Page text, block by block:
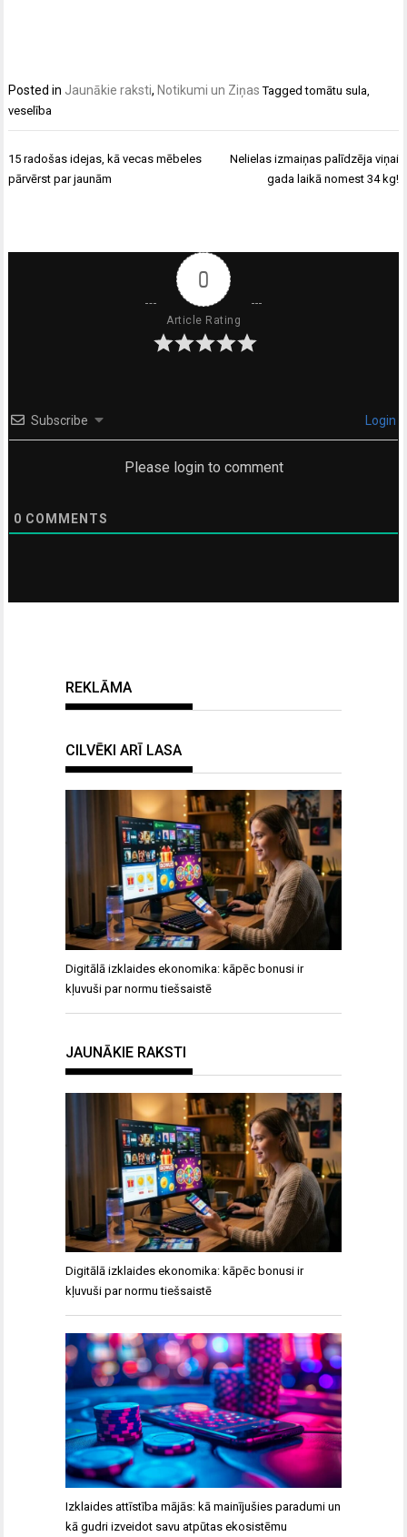
Posted in Jaunākie raksti, Notikumi un Ziņas Taggedtomātu sula,
veselība
Ziņu
izvēlne
15 radošas idejas, kā vecas mēbeles
pārvērst par jaunām
Nelielas izmaiņas palīdzēja viņai
gada laikā nomest 34 kg!
0
Article Rating
Subscribe Login
Please login to comment
0 COMMENTS
REKLĀMA
CILVĒKI ARĪ LASA
Digitālā izklaides ekonomika: kāpēc bonusi ir
kļuvuši par normu tiešsaistē
JAUNĀKIE RAKSTI
Digitālā izklaides ekonomika: kāpēc bonusi ir
kļuvuši par normu tiešsaistē
Izklaides attīstība mājās: kā mainījušies paradumi un
kā gudri izveidot savu atpūtas ekosistēmu